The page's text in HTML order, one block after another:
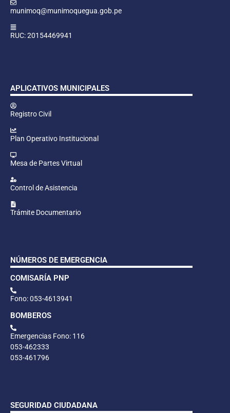
munimoq@munimoquegua.gob.pe
RUC: 20154469941
APLICATIVOS MUNICIPALES
Registro Civil
Plan Operativo Institucional
Mesa de Partes Virtual
Control de Asistencia
Trámite Documentario
NÚMEROS DE EMERGENCIA
COMISARÍA PNP
Fono: 053-4613941
BOMBEROS
Emergencias Fono: 116
053-462333
053-461796
SEGURIDAD CIUDADANA